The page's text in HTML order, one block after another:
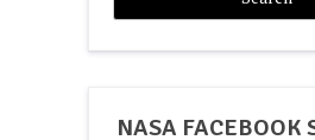
NASA FACEBOOK